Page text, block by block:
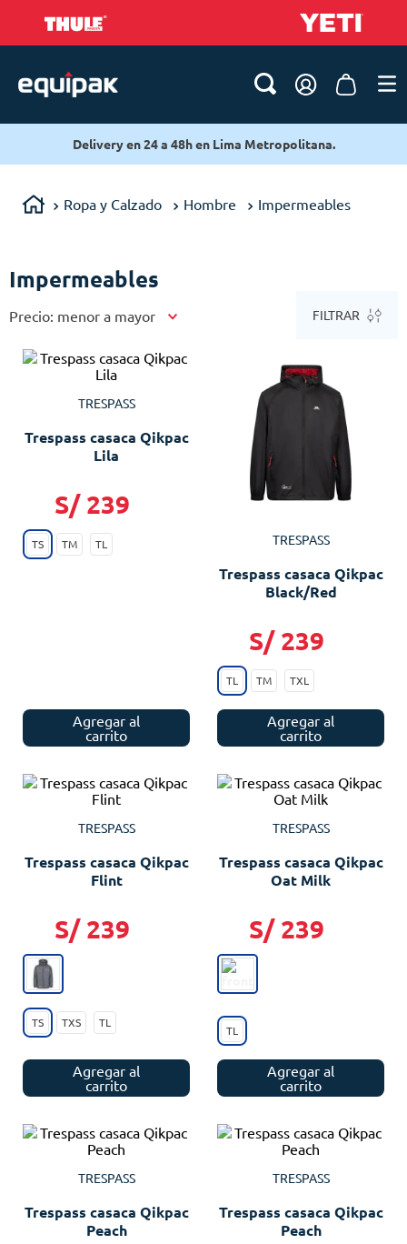
Delivery en 24 a 48h en Lima Metropolitana.
Ropa y Calzado Hombre Impermeables
Impermeables
Precio: menor a mayor FILTRAR
TRESPASS
Trespass casaca Qikpac
Lila
S/ 239
TS TM TL
Agregar al
carrito
TRESPASS
Trespass casaca Qikpac
Black/Red
S/ 239
TL TM TXL
Agregar al
carrito
TRESPASS
Trespass casaca Qikpac
Flint
S/ 239
TS TXS TL
Agregar al
carrito
TRESPASS
Trespass casaca Qikpac
Oat Milk
S/ 239
TL
Agregar al
carrito
TRESPASS
Trespass casaca Qikpac
Peach
TRESPASS
Trespass casaca Qikpac
Peach